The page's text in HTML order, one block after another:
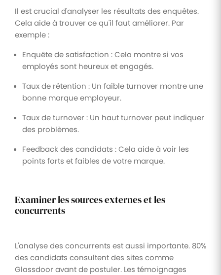
Il est crucial d'analyser les résultats des enquêtes.
Cela aide à trouver ce qu'il faut améliorer. Par
exemple :
Enquête de satisfaction : Cela montre si vos
employés sont heureux et engagés.
Taux de rétention : Un faible turnover montre une
bonne marque employeur.
Taux de turnover : Un haut turnover peut indiquer
des problèmes.
Feedback des candidats : Cela aide à voir les
points forts et faibles de votre marque.
Examiner les sources externes et les
concurrents
L'analyse des concurrents est aussi importante. 80%
des candidats consultent des sites comme
Glassdoor avant de postuler. Les témoignages